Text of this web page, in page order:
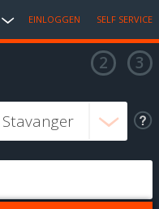
EINLOGGEN SELF SERVICE